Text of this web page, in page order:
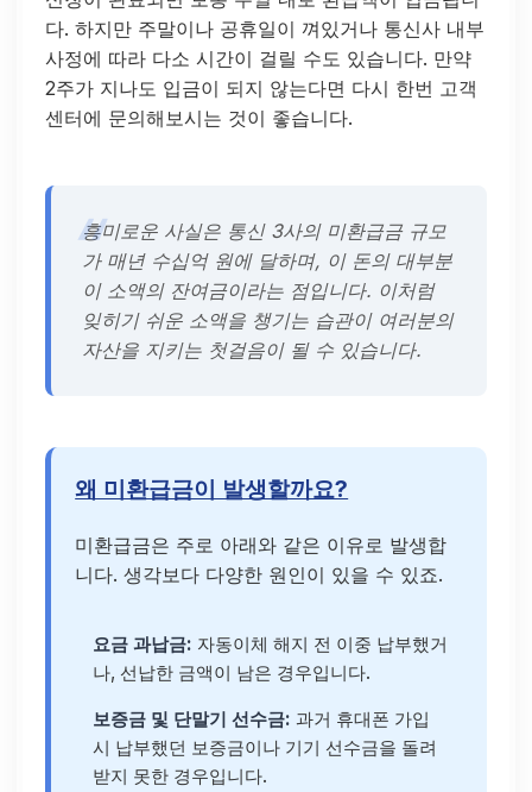
다. 하지만 주말이나 공휴일이 껴있거나 통신사 내부
사정에 따라 다소 시간이 걸릴 수도 있습니다. 만약
2주가 지나도 입금이 되지 않는다면 다시 한번 고객
센터에 문의해보시는 것이 좋습니다.
흥미로운 사실은 통신 3사의 미환급금 규모
가 매년 수십억 원에 달하며, 이 돈의 대부분
이 소액의 잔여금이라는 점입니다. 이처럼
잊히기 쉬운 소액을 챙기는 습관이 여러분의
자산을 지키는 첫걸음이 될 수 있습니다.
왜 미환급금이 발생할까요?
미환급금은 주로 아래와 같은 이유로 발생합
니다. 생각보다 다양한 원인이 있을 수 있죠.
요금 과납금: 자동이체 해지 전 이중 납부했거
나, 선납한 금액이 남은 경우입니다.
보증금 및 단말기 선수금: 과거 휴대폰 가입
시 납부했던 보증금이나 기기 선수금을 돌려
받지 못한 경우입니다.